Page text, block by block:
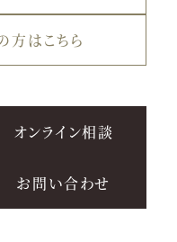
方はこちら
オンライン相談
お問い合わせ